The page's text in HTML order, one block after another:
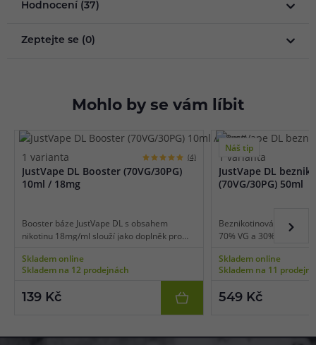
Hodnocení (37)
Zeptejte se (0)
Mohlo by se vám líbit
1 varianta (4)
JustVape DL Booster (70VG/30PG)
10ml / 18mg
Booster báze JustVape DL s obsahem
nikotinu 18mg/ml slouží jako doplněk pro
požadované koncentrace. Poměr látek PG /
VG je 30% / 70%, díky tomu je vhodná pro
pro přímý potah do plic (DL).
Skladem online
Skladem na 12 prodejnách
139 Kč
Náš tip
1 varianta
JustVape DL
(70VG/30PG) 50ml
Beznikotinová báze
70% VG a 30% PG, díky
potah do plic (DL
libovolnou příchutí a
Skladem online
Skladem na 11
549 Kč